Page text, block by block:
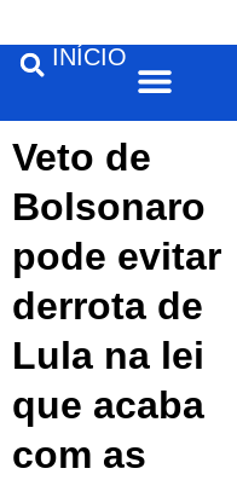
INÍCIO
Veto de
Bolsonaro
pode evitar
derrota de
Lula na lei
que acaba
com as